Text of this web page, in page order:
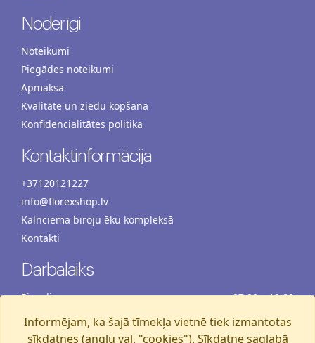
Noderīgi
Noteikumi
Piegādes noteikumi
Apmaksa
Kvalitāte un ziedu kopšana
Konfidencialitātes politika
Kontaktinformācija
+37120121227
info@florexshop.lv
Kalnciema biroju ēku kompleksā
Kontakti
Darbalaiks
Pirmdiena
07:00 – 19:00
Otrdiena
07:00 – 19:00
Trešdiena
07:00 – 19:00
Informējam, ka šajā tīmekļa vietnē tiek izmantotas
sīkdatnes (angļu val. "cookies"). Sīkdatne saglabā